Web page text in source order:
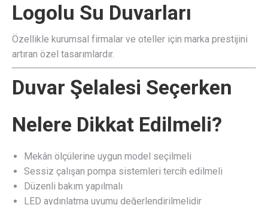
Logolu Su Duvarları
Özellikle kurumsal firmalar ve oteller için marka prestijini
artıran özel tasarımlardır.
Duvar Şelalesi Seçerken
Nelere Dikkat Edilmeli?
Mekân ölçülerine uygun model seçilmeli
Sessiz çalışan pompa sistemleri tercih edilmeli
Düzenli bakım yapılmalı
LED aydınlatma uyumu değerlendirilmelidir